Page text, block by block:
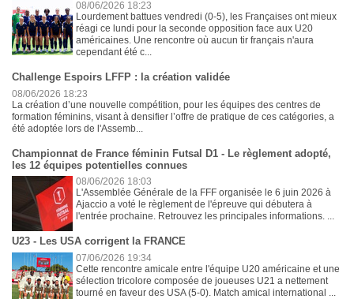
08/06/2026 18:23
Lourdement battues vendredi (0-5), les Françaises ont mieux
réagi ce lundi pour la seconde opposition face aux U20
américaines. Une rencontre où aucun tir français n'aura
cependant été c...
Challenge Espoirs LFFP : la création validée
08/06/2026 18:23
La création d’une nouvelle compétition, pour les équipes des centres de
formation féminins, visant à densifier l’offre de pratique de ces catégories, a
été adoptée lors de l'Assemb...
Championnat de France féminin Futsal D1 - Le règlement adopté,
les 12 équipes potentielles connues
08/06/2026 18:03
L'Assemblée Générale de la FFF organisée le 6 juin 2026 à
Ajaccio a voté le règlement de l'épreuve qui débutera à
l'entrée prochaine. Retrouvez les principales informations. ...
U23 - Les USA corrigent la FRANCE
07/06/2026 19:34
Cette rencontre amicale entre l'équipe U20 américaine et une
sélection tricolore composée de joueuses U21 a nettement
tourné en faveur des USA (5-0). Match amical international ...